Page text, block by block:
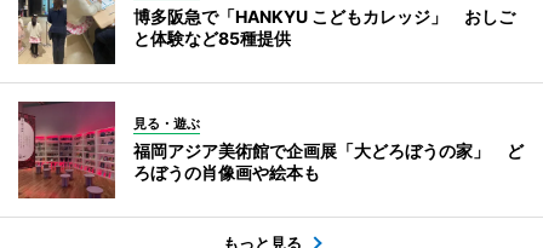
博多阪急で「HANKYU こどもカレッジ」 おしご
と体験など85種提供
見る・遊ぶ
福岡アジア美術館で企画展「大どろぼうの家」 ど
ろぼうの肖像画や絵本も
もっと見る